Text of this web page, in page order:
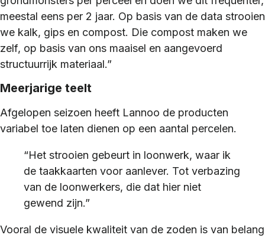
meestal eens per 2 jaar. Op basis van de data strooien
we kalk, gips en compost. Die compost maken we
zelf, op basis van ons maaisel en aangevoerd
structuurrijk materiaal.”
Meerjarige teelt
Afgelopen seizoen heeft Lannoo de producten
variabel toe laten dienen op een aantal percelen.
“Het strooien gebeurt in loonwerk, waar ik
de taakkaarten voor aanlever. Tot verbazing
van de loonwerkers, die dat hier niet
gewend zijn.”
Vooral de visuele kwaliteit van de zoden is van belang